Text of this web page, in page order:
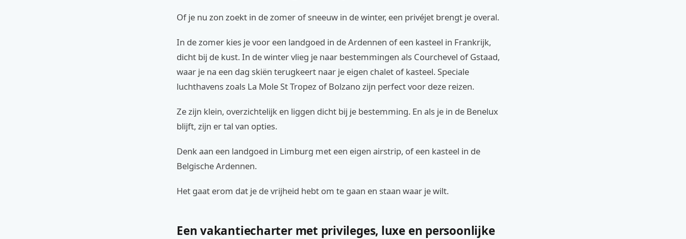
Of je nu zon zoekt in de zomer of sneeuw in de winter, een privéjet brengt je overal.
In de zomer kies je voor een landgoed in de Ardennen of een kasteel in Frankrijk,
dicht bij de kust. In de winter vlieg je naar bestemmingen als Courchevel of Gstaad,
waar je na een dag skiën terugkeert naar je eigen chalet of kasteel. Speciale
luchthavens zoals La Mole St Tropez of Bolzano zijn perfect voor deze reizen.
Ze zijn klein, overzichtelijk en liggen dicht bij je bestemming. En als je in de Benelux
blijft, zijn er tal van opties.
Denk aan een landgoed in Limburg met een eigen airstrip, of een kasteel in de
Belgische Ardennen.
Het gaat erom dat je de vrijheid hebt om te gaan en staan waar je wilt.
Een vakantiecharter met privileges, luxe en persoonlijke